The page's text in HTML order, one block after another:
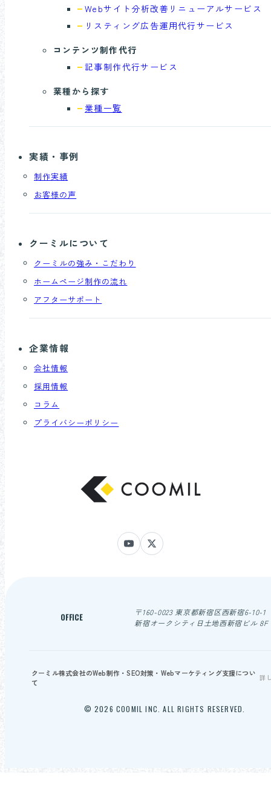
Webサイト分析改善リニューアルサービス
リスティング広告運用代行サービス
コンテンツ制作代行
記事制作代行サービス
業種から探す
業種一覧
実績・事例
制作実績
お客様の声
クーミルについて
クーミルの強み・こだわり
ホームページ制作の流れ
アフターサポート
企業情報
会社情報
採用情報
コラム
プライバシーポリシー
OFFICE
〒160-0023 東京都新宿区西新宿6-10-1
新宿オークシティ日土地西新宿ビル 8F
クーミル株式会社のWeb制作・SEO対策・Webマーケティング支援につい
て
詳
© 2026 COOMIL INC. ALL RIGHTS RESERVED.